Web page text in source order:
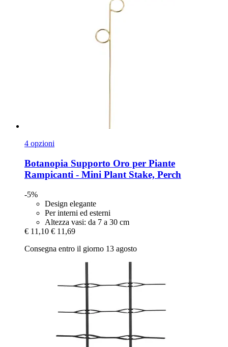
4 opzioni
Botanopia Supporto Oro per Piante
Rampicanti -​ Mini Plant Stake, Perch
-5%
Design elegante
Per interni ed esterni
Altezza vasi: da 7 a 30 cm
€ 11,10 € 11,69
Consegna entro il giorno 13 agosto